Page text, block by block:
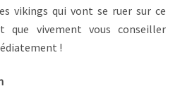
vikings qui vont se ruer sur ce
vivement vous conseiller
!